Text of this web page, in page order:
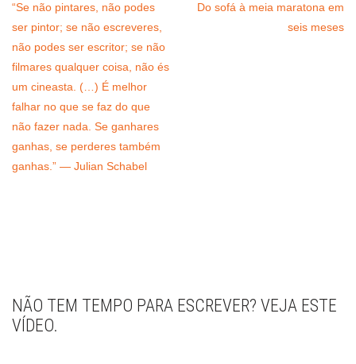
“Se não pintares, não podes
ser pintor; se não escreveres,
não podes ser escritor; se não
filmares qualquer coisa, não és
um cineasta. (…) É melhor
falhar no que se faz do que
não fazer nada. Se ganhares
ganhas, se perderes também
ganhas.” — Julian Schabel
Do sofá à meia maratona em
seis meses
NÃO TEM TEMPO PARA ESCREVER? VEJA ESTE
VÍDEO.